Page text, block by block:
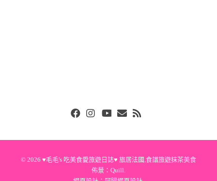
© 2026 ♥毛毛's 吃美食愛旅遊日誌♥ 旅居法國,食譜旅遊抹茶美食
佈景： Quill